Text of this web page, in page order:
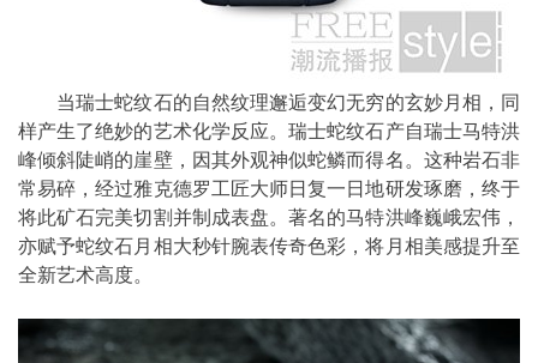
当瑞士蛇纹石的自然纹理邂逅变幻无穷的玄妙月相，同
样产生了绝妙的艺术化学反应。瑞士蛇纹石产自瑞士马特洪
峰倾斜陡峭的崖壁，因其外观神似蛇鳞而得名。这种岩石非
常易碎，经过雅克德罗工匠大师日复一日地研发琢磨，终于
将此矿石完美切割并制成表盘。著名的马特洪峰巍峨宏伟，
亦赋予蛇纹石月相大秒针腕表传奇色彩，将月相美感提升至
全新艺术高度。